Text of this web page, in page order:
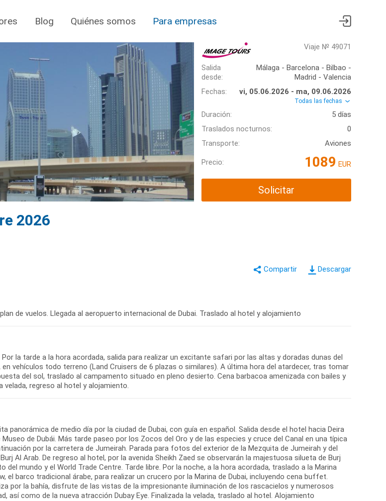
Blog Quiénes somos Para empresas
Viaje № 49071
Salida
desde:
Málaga - Barcelona - Bilbao -
Madrid - Valencia
Fechas:
vi, 05.06.2026 - ma, 09.06.2026
Todas las fechas
Duración:
5 días
Traslados nocturnos:
0
Transporte:
Aviones
Precio: 1089 EUR
Solicitar
2026
Descargar
de vuelos. Llegada al aeropuerto internacional de Dubai. Traslado al hotel y alojamiento
Por la tarde a la hora acordada, salida para realizar un excitante safari por las altas y doradas dunas del
en vehículos todo terreno (Land Cruisers de 6 plazas o similares). A última hora del atardecer, tras tomar
del sol, traslado al campamento situado en pleno desierto. Cena barbacoa amenizada con bailes y
velada, regreso al hotel y alojamiento.
panorámica de medio día por la ciudad de Dubai, con guía en español. Salida desde el hotel hacia Deira
de Dubái. Más tarde paseo por los Zocos del Oro y de las especies y cruce del Canal en una típica
por la carretera de Jumeirah. Parada para fotos del exterior de la Mezquita de Jumeirah y del
Al Arab. De regreso al hotel, por la avenida Sheikh Zaed se observarán la majestuosa silueta de Burj
del mundo y el World Trade Centre. Tarde libre. Por la noche, a la hora acordada, traslado a la Marina
el barco tradicional árabe, para realizar un crucero por la Marina de Dubai, incluyendo cena buffet.
por la bahía, disfrute de las vistas de la impresionante iluminación de los rascacielos y numerosos
así como de la nueva atracción Dubay Eye. Finalizada la velada, traslado al hotel. Alojamiento